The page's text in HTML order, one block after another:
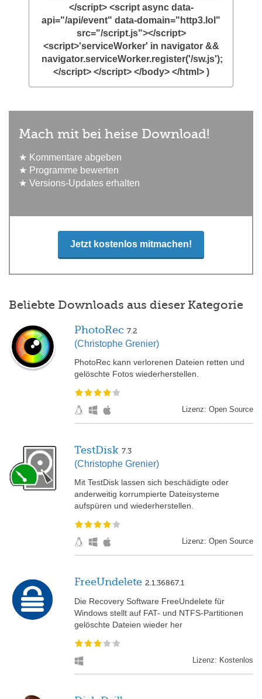
</script> <script async data-
api="/api/event" data-domain="http3.lol"
src="/script.js"></script>
<script>'serviceWorker' in navigator &&
navigator.serviceWorker.register('/sw.js');
</script> </script> </body> </html> )
Mach mit bei heise Download!
★ Kommentare abgeben
★ Programme bewerten
★ Versions-Updates erhalten
Jetzt kostenlos mitmachen!
Beliebte Downloads aus dieser Kategorie
PhotoRec 7.2
(Christophe Grenier)
PhotoRec kann verlorenen Dateien retten und
gelöschte Fotos wiederherstellen.
Lizenz: Open Source
TestDisk 7.3
(Christophe Grenier)
Mit TestDisk lassen sich beschädigte oder
anderweitig korrumpierte Dateisysteme
aufspüren und wiederherstellen.
Lizenz: Open Source
FreeUndelete 2.1.36867.1
Die Recovery Software FreeUndelete für
Windows stellt auf FAT- und NTFS-Partitionen
gelöschte Dateien wieder her
Lizenz: Kostenlos